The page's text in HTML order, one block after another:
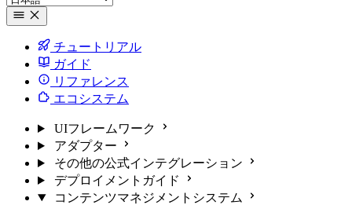
チュートリアル
ガイド
リファレンス
エコシステム
UIフレームワーク
アダプター
その他の公式インテグレーション
デプロイメントガイド
コンテンツマネジメントシステム